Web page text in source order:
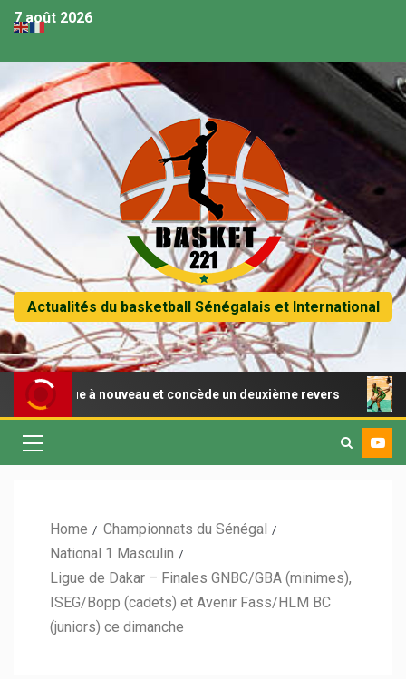
7 août 2026
Actualités du basketball Sénégalais et International
à nouveau et concède un deuxième revers
Home
Championnats du Sénégal
National 1 Masculin
Ligue de Dakar – Finales GNBC/GBA (minimes),
ISEG/Bopp (cadets) et Avenir Fass/HLM BC
(juniors) ce dimanche